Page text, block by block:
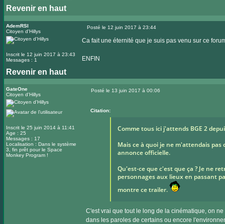
Revenir en haut
le
internet
AdemRSI
Citoyen d'Hillys
Inscrit le 12 juin 2017 à 23:43
Messages : 1
Posté le 12 juin 2017 à 23:44
Ca fait une éternité que je suis pas venu sur ce
ENFIN
Revenir en haut
GateOne
Citoyen d'Hillys
Inscrit le 25 juin 2014 à 11:41
Age : 25
Messages : 17
Localisation : Dans le système
3, fin prêt pour le Space
Monkey Program !
Posté le 13 juin 2017 à 00:06
Citation:
Comme tous ici j'attends BGE 2
Mais ce à quoi je ne m'attendais
annonce officielle.
Qu'est-ce que c'est que ça ? Je ne
personnages aux lieux en passant
montre ce trailer.
C'est vrai que tout le long de la cinématique, on
dans les paroles de certains ou encore